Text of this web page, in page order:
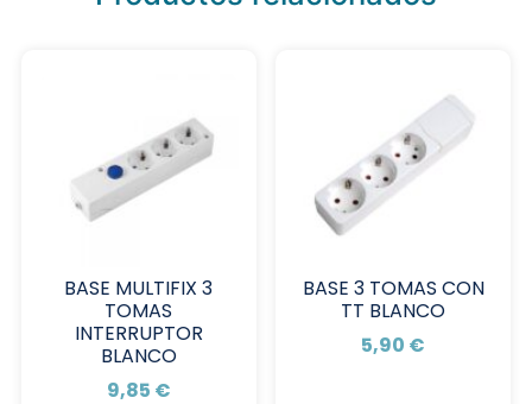
BASE MULTIFIX 3
TOMAS
INTERRUPTOR
BLANCO
9,85 €
BASE 3 TOMAS CON
TT BLANCO
5,90 €